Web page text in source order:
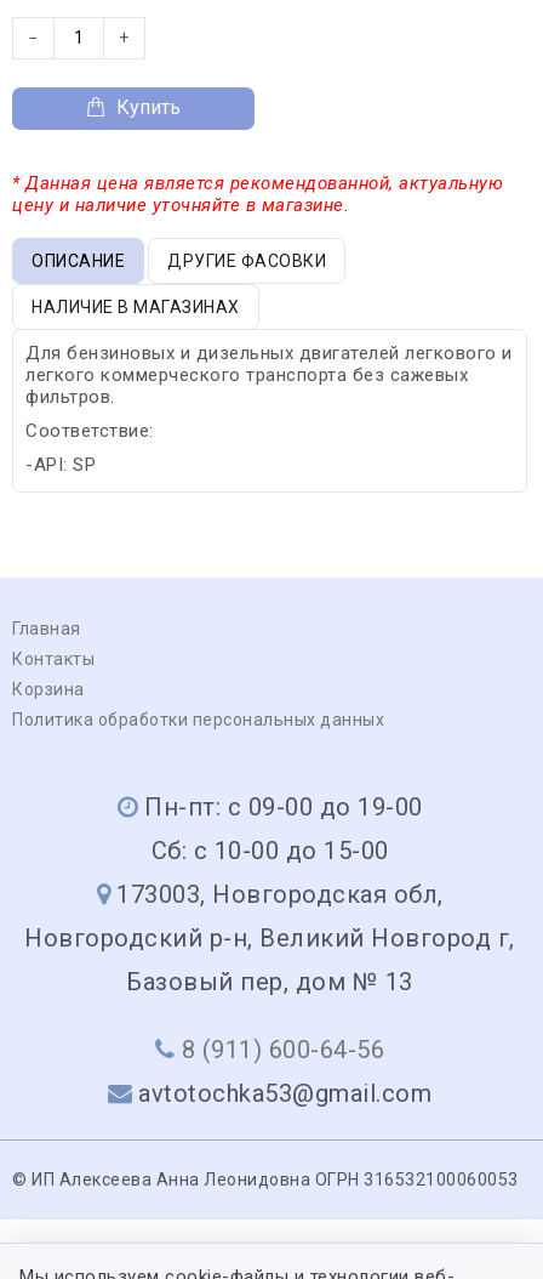
− +
Купить
* Данная цена является рекомендованной, актуальную
цену и наличие уточняйте в магазине.
ОПИСАНИЕ ДРУГИЕ ФАСОВКИ
НАЛИЧИЕ В МАГАЗИНАХ
Для бензиновых и дизельных двигателей легкового и
легкого коммерческого транспорта без сажевых
фильтров.
Соответствие:
-API: SP
Главная
Контакты
Корзина
Политика обработки персональных данных
Пн-пт: с 09-00 до 19-00
Сб: с 10-00 до 15-00
173003, Новгородская обл,
Новгородский р-н, Великий Новгород г,
Базовый пер, дом № 13
8 (911) 600-64-56
avtotochka53@gmail.com
© ИП Алексеева Анна Леонидовна ОГРН 316532100060053